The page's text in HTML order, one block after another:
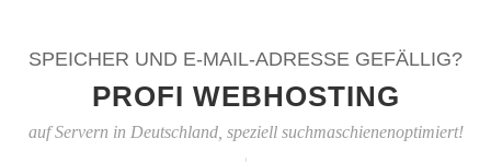
SPEICHER UND E-MAIL-ADRESSE GEFÄLLIG?
PROFI WEBHOSTING
auf Servern in Deutschland, speziell suchmaschienenoptimiert!